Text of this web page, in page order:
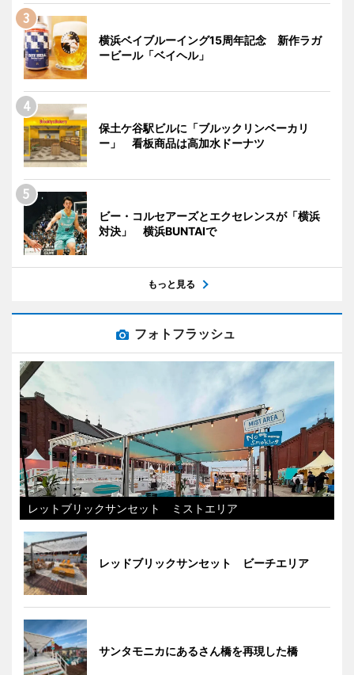
横浜ベイブルーイング15周年記念 新作ラガ
ービール「ベイヘル」
保土ケ谷駅ビルに「ブルックリンベーカリ
ー」 看板商品は高加水ドーナツ
ビー・コルセアーズとエクセレンスが「横浜
対決」 横浜BUNTAIで
もっと見る
フォトフラッシュ
レットブリックサンセット ミストエリア
レッドブリックサンセット ビーチエリア
サンタモニカにあるさん橋を再現した橋